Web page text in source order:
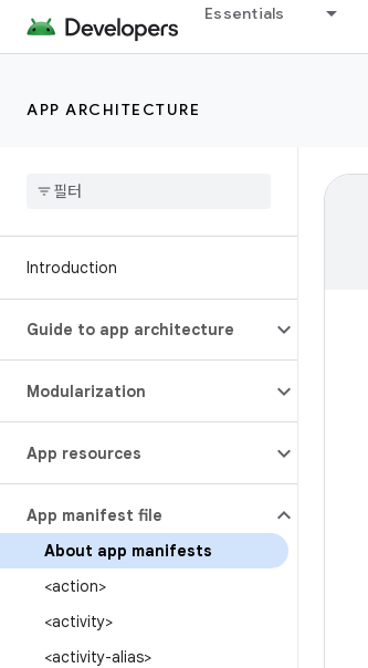
Essentials
APP ARCHITECTURE
Introduction
Guide to app architecture
Modularization
App resources
App manifest file
About app manifests
<action>
<activity>
<activity-alias>